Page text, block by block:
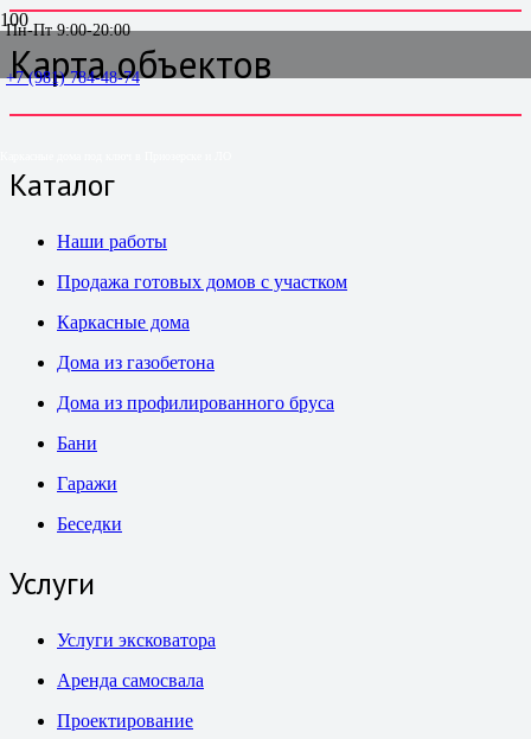
Пн-Пт 9:00-20:00
+7 (981) 784-48-74
Карта объектов
Каталог
Наши работы
Продажа готовых домов с участком
Каркасные дома
Дома из газобетона
Дома из профилированного бруса
Бани
Гаражи
Беседки
Услуги
Услуги эксковатора
Аренда самосвала
Проектирование